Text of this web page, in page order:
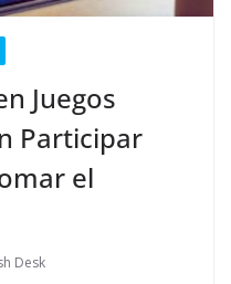
Juegos
Participar
el
Desk